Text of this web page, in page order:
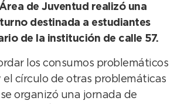
de Juventud realizó una
destinada a estudiantes
de la institución de calle 57.
los consumos problemáticos
el círculo de otras problemáticas
organizó una jornada de